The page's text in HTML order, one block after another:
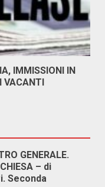
IMMISSIONI IN
VACANTI
GENERALE.
– di
Seconda